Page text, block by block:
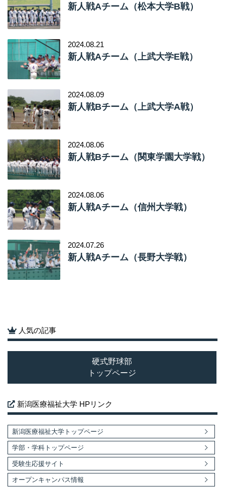
新人戦Aチーム（松本大学B戦）
2024.08.21
新人戦Aチーム（上武大学E戦）
2024.08.09
新人戦Bチーム（上武大学A戦）
2024.08.06
新人戦Bチーム（関東学園大学戦）
2024.08.06
新人戦Aチーム（信州大学戦）
2024.07.26
新人戦Aチーム（長野大学戦）
人気の記事
硬式野球部
トップページ
新潟医療福祉大学 HPリンク
新潟医療福祉大学トップページ
学部・学科トップページ
受験生応援サイト
オープンキャンパス情報